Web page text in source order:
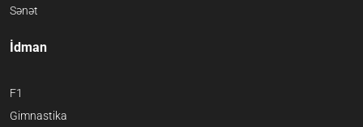
Sənət
İdman
F1
Gimnastika